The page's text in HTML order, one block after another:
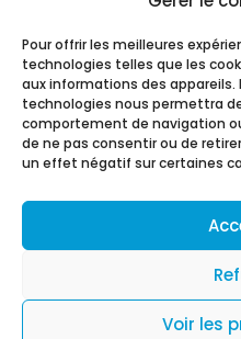
Pour offrir les meilleures
technologies telles que les
aux informations des appareils.
technologies nous permettra
comportement de navigation
de ne pas consentir ou de
un effet négatif sur certaines
Voir les
19 Allée des Vendanges
Parc aux Vignes
77183 CROISSY
+33 (0)1 60 93 90 60
with ✓